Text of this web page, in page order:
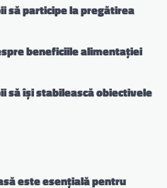
să participe la pregătirea
beneficiile alimentației
să își stabilească obiectivele
este esențială pentru